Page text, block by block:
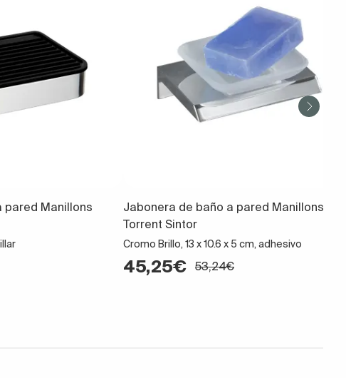
pared Manillons
Jabonera de baño a pared Manillons
Torrent Sintor
Cromo Brillo, 13 x 10.6 x 5 cm, adhesivo
45,25€ 53,24€